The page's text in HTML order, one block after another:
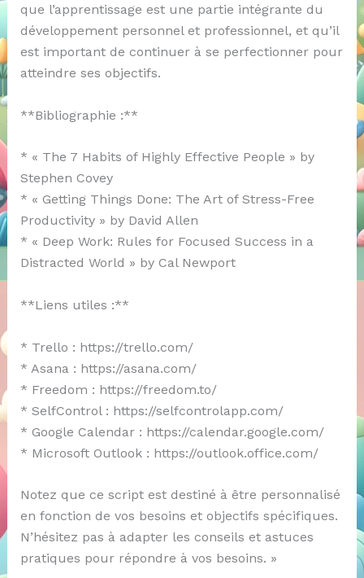
que l’apprentissage est une partie intégrante du
développement personnel et professionnel, et qu’il
est important de continuer à se perfectionner pour
atteindre ses objectifs.
**Bibliographie :**
* « The 7 Habits of Highly Effective People » by
Stephen Covey
* « Getting Things Done: The Art of Stress-Free
Productivity » by David Allen
* « Deep Work: Rules for Focused Success in a
Distracted World » by Cal Newport
**Liens utiles :**
* Trello : https://trello.com/
* Asana : https://asana.com/
* Freedom : https://freedom.to/
* SelfControl : https://selfcontrolapp.com/
* Google Calendar : https://calendar.google.com/
* Microsoft Outlook : https://outlook.office.com/
Notez que ce script est destiné à être personnalisé
en fonction de vos besoins et objectifs spécifiques.
N’hésitez pas à adapter les conseils et astuces
pratiques pour répondre à vos besoins. »